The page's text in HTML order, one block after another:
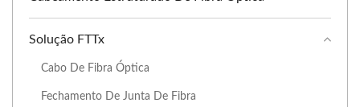
Solução FTTx
Cabo De Fibra Óptica
Fechamento De Junta De Fibra